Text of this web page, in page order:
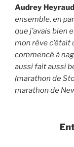
Audrey
ensemble, en
que j’avais bien
mon rêve c’était
commencé à
aussi fait aussi
(marathon de
marathon de